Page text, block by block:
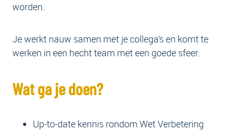
worden.
Je werkt nauw samen met je collega’s en komt te
werken in een hecht team met een goede sfeer.
Wat ga je doen?
Up-to-date kennis rondom Wet Verbetering